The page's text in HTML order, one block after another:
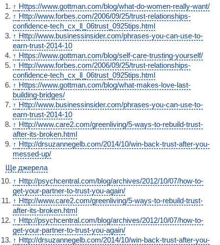
↑ Https://www.gottman.com/blog/what-do-women-really-want/
↑ Http://www.forbes.com/2006/09/25/trust-relationships-
confidence-tech_cx_ll_06trust_0925tips.html
↑ Http://www.businessinsider.com/phrases-you-can-use-to-
earn-trust-2014-10
↑ Https://www.gottman.com/blog/self-care-trusting-yourself/
↑ Http://www.forbes.com/2006/09/25/trust-relationships-
confidence-tech_cx_ll_06trust_0925tips.html
↑ Https://www.gottman.com/blog/what-makes-love-last-
building-bridges/
↑ Http://www.businessinsider.com/phrases-you-can-use-to-
earn-trust-2014-10
↑ Http://www.care2.com/greenliving/5-ways-to-rebuild-trust-
after-its-broken.html
↑ Http://drsuzannegelb.com/2014/10/win-back-trust-after-you-
messed-up/
Ще джерела
↑ Http://psychcentral.com/blog/archives/2012/10/07/how-to-
get-your-partner-to-trust-you-again/
↑ Http://www.care2.com/greenliving/5-ways-to-rebuild-trust-
after-its-broken.html
↑ Http://psychcentral.com/blog/archives/2012/10/07/how-to-
get-your-partner-to-trust-you-again/
↑ Http://drsuzannegelb.com/2014/10/win-back-trust-after-you-